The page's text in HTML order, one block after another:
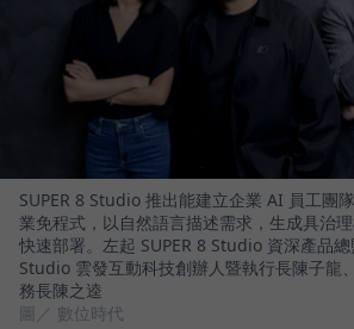
SUPER 8 Studio 推出能建立企業 AI 員工團
業免程式，以自然語言描述需求，生成具治
快速部署。左起 SUPER 8 Studio 資深產品總
Studio 雲發互動科技創辦人暨執行長陳子龍
務長陳之逵
圖／ 數位時代